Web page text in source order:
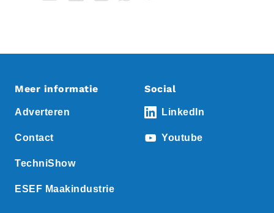
Meer informatie
Adverteren
Contact
TechniShow
ESEF Maakindustrie
Social
LinkedIn
Youtube